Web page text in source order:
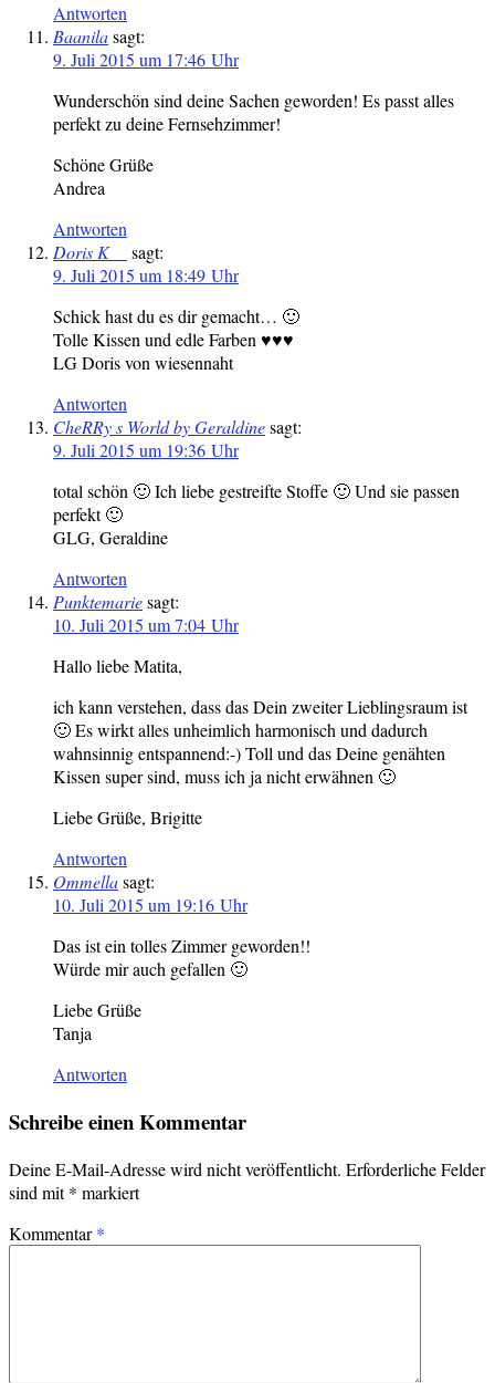
Antworten
Baanilasagt:
9. Juli 2015 um 17:46 Uhr
Wunderschön sind deine Sachen geworden! Es passt alles
perfekt zu deine Fernsehzimmer!
Schöne Grüße
Andrea
Antworten
Doris K__
sagt:
9. Juli 2015 um 18:49 Uhr
Schick hast du es dir gemacht… 🙂
Tolle Kissen und edle Farben ♥♥♥
LG Doris von wiesennaht
Antworten
CheRRy s World by Geraldinesagt:
9. Juli 2015 um 19:36 Uhr
total schön 🙂 Ich liebe gestreifte Stoffe 🙂 Und sie passen
perfekt 🙂
GLG, Geraldine
Antworten
Punktemariesagt:
10. Juli 2015 um 7:04 Uhr
Hallo liebe Matita,
ich kann verstehen, dass das Dein zweiter Lieblingsraum ist
🙂 Es wirkt alles unheimlich harmonisch und dadurch
wahnsinnig entspannend:-) Toll und das Deine genähten
Kissen super sind, muss ich ja nicht erwähnen 🙂
Liebe Grüße, Brigitte
Antworten
Ommellasagt:
10. Juli 2015 um 19:16 Uhr
Das ist ein tolles Zimmer geworden!!
Würde mir auch gefallen 🙂
Liebe Grüße
Tanja
Antworten
Schreibe einen Kommentar
Deine E-Mail-Adresse wird nicht veröffentlicht. Erforderliche Felder
sind mit* markiert
Kommentar*